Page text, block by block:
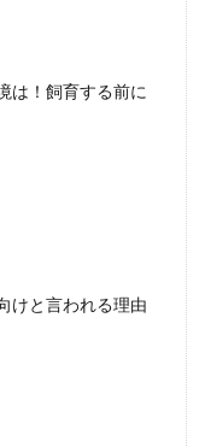
少ない水替え
ける珍しい色のザ
いる野生のザリガニ
飼育しやすい
は！飼育する前に
けと言われる理由